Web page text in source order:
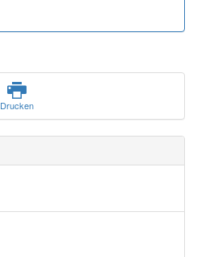
Drucken